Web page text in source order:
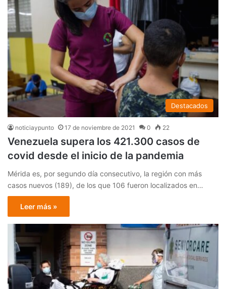
Destacados
noticiaypunto 17 de noviembre de 2021 0 22
Venezuela supera los 421.300 casos de
covid desde el inicio de la pandemia
Mérida es, por segundo día consecutivo, la región con más
casos nuevos (189), de los que 106 fueron localizados en…
Leer más »